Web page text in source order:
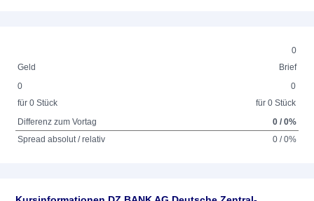
0
Geld
Brief
0
für 0 Stück
0
für 0 Stück
Differenz zum Vortag
0 / 0%
Spread absolut / relativ
0 / 0%